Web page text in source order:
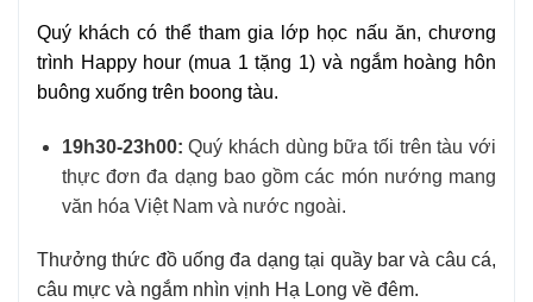
Quý khách có thể tham gia lớp học nấu ăn, chương
trình Happy hour (mua 1 tặng 1) và ngắm hoàng hôn
buông xuống trên boong tàu.
19h30-23h00:Quý khách dùng bữa tối trên tàu với
thực đơn đa dạng bao gồm các món nướng mang
văn hóa Việt Nam và nước ngoài.
Thưởng thức đồ uống đa dạng tại quầy bar và câu cá,
câu mực và ngắm nhìn vịnh Hạ Long về đêm.